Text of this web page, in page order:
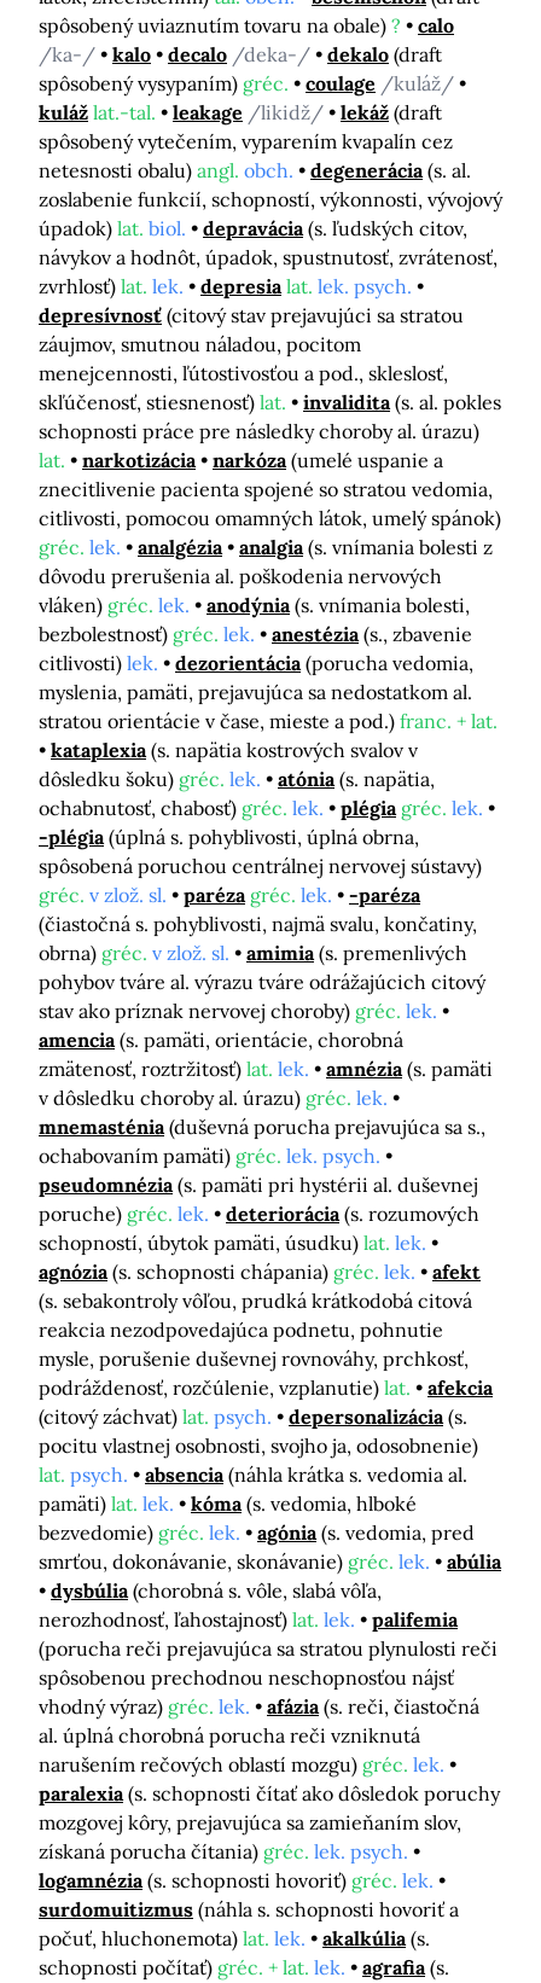
spôsobený uviaznutím tovaru na obale) ?
calo
/ka-/
kalo decalo /deka-/ dekalo (draft
spôsobený vysypaním) gréc. coulage /kuláž/
kuláž lat.-tal. leakage /likidž/ lekáž (draft
spôsobený vytečením, vyparením kvapalín cez
netesnosti obalu) angl. obch. degenerácia (s. al.
zoslabenie funkcií, schopností, výkonnosti, vývojový
úpadok) lat. biol. depravácia (s. ľudských citov,
návykov a hodnôt, úpadok, spustnutosť, zvrátenosť,
zvrhlosť) lat. lek. depresia lat. lek. psych.
depresívnosť (citový stav prejavujúci sa stratou
záujmov, smutnou náladou, pocitom
menejcennosti, ľútostivosťou a pod., skleslosť,
skľúčenosť, stiesnenosť) lat. invalidita (s. al. pokles
schopnosti práce pre následky choroby al. úrazu)
lat.
narkotizácia narkóza (umelé uspanie a
znecitlivenie pacienta spojené so stratou vedomia,
citlivosti, pomocou omamných látok, umelý spánok)
gréc. lek. analgézia analgia (s. vnímania bolesti z
dôvodu prerušenia al. poškodenia nervových
vláken) gréc. lek. anodýnia (s. vnímania bolesti,
bezbolestnosť) gréc. lek. anestézia (s., zbavenie
citlivosti) lek. dezorientácia (porucha vedomia,
myslenia, pamäti, prejavujúca sa nedostatkom al.
stratou orientácie v čase, mieste a pod.) franc. + lat.
kataplexia (s. napätia kostrových svalov v
dôsledku šoku) gréc. lek. atónia (s. napätia,
ochabnutosť, chabosť) gréc. lek. plégia gréc. lek.
-plégia (úplná s. pohyblivosti, úplná obrna,
spôsobená poruchou centrálnej nervovej sústavy)
gréc. v zlož. sl. paréza gréc. lek.
-paréza
(čiastočná s. pohyblivosti, najmä svalu, končatiny,
obrna) gréc. v zlož. sl. amimia (s. premenlivých
pohybov tváre al. výrazu tváre odrážajúcich citový
stav ako príznak nervovej choroby) gréc. lek.
amencia (s. pamäti, orientácie, chorobná
zmätenosť, roztržitosť) lat. lek. amnézia (s. pamäti
v dôsledku choroby al. úrazu) gréc. lek.
mnemasténia (duševná porucha prejavujúca sa s.,
ochabovaním pamäti) gréc. lek. psych.
pseudomnézia (s. pamäti pri hystérii al. duševnej
poruche) gréc. lek. deteriorácia (s. rozumových
schopností, úbytok pamäti, úsudku) lat. lek.
agnózia (s. schopnosti chápania) gréc. lek.
afekt
(s. sebakontroly vôľou, prudká krátkodobá citová
reakcia nezodpovedajúca podnetu, pohnutie
mysle, porušenie duševnej rovnováhy, prchkosť,
podráždenosť, rozčúlenie, vzplanutie) lat.
afekcia
(citový záchvat) lat. psych. depersonalizácia (s.
pocitu vlastnej osobnosti, svojho ja, odosobnenie)
lat. psych. absencia (náhla krátka s. vedomia al.
pamäti) lat. lek. kóma (s. vedomia, hlboké
bezvedomie) gréc. lek. agónia (s. vedomia, pred
smrťou, dokonávanie, skonávanie) gréc. lek.
abúlia
dysbúlia (chorobná s. vôle, slabá vôľa,
nerozhodnosť, ľahostajnosť) lat. lek.
palifemia
(porucha reči prejavujúca sa stratou plynulosti reči
spôsobenou prechodnou neschopnosťou nájsť
vhodný výraz) gréc. lek. afázia (s. reči, čiastočná
al. úplná chorobná porucha reči vzniknutá
narušením rečových oblastí mozgu) gréc. lek.
paralexia (s. schopnosti čítať ako dôsledok poruchy
mozgovej kôry, prejavujúca sa zamieňaním slov,
získaná porucha čítania) gréc. lek. psych.
logamnézia (s. schopnosti hovoriť) gréc. lek.
surdomuitizmus (náhla s. schopnosti hovoriť a
počuť, hluchonemota) lat. lek. akalkúlia (s.
schopnosti počítať) gréc. + lat. lek. agrafia (s.